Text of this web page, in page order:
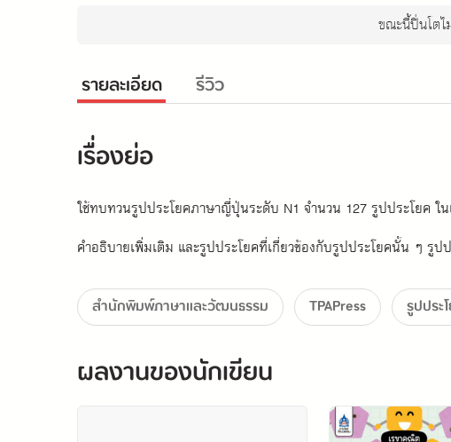
ขณะนี้ปิ่นโตไ
รายละเอียด รีวิว
เรื่องย่อ
ใช้ทบทวนรูปประโยคภาษาญี่ปุ่นระดับ N1 จำนวน 127 รูปประโยค ใ
คำอธิบายเพิ่มเติม และรูปประโยคที่เกี่ยวข้องกับรูปประโยคนั้น ๆ รู
สำนักพิมพ์ภาษาและวัฒนธรรม TPAPress รูปประ
ผลงานของนักเขียน